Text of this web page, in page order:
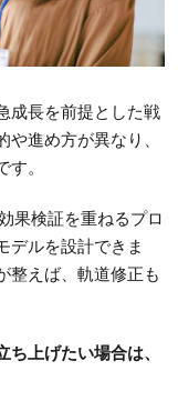
成長を前提とした戦
進め方が異なり、
。
果検証を重ねるプロ
デルを設計できま
整えば、軌道修正も
上げたい場合は、